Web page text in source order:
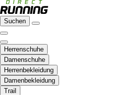
Suchen
Herrenschuhe
Damenschuhe
Herrenbekleidung
Damenbekleidung
Trail